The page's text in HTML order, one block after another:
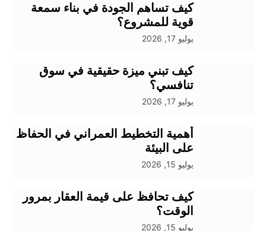
كيف تساهم الجودة في بناء سمعة
قوية للمشروع؟
كيف تبني ميزة حقيقية في سوق
تنافسي؟
أهمية التخطيط العمراني في الحفاظ
على البيئة
كيف تحافظ على قيمة العقار بمرور
الوقت؟